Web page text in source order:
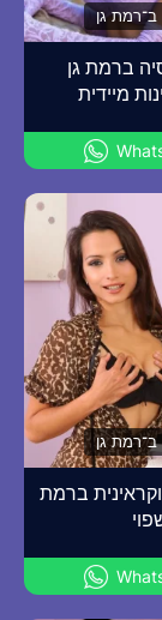
ב־רמת גן
ברמת גן
מיידית
ב־רמת גן
ברמת